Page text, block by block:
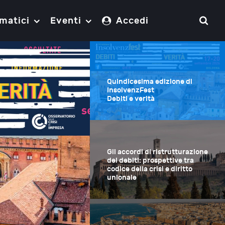
Eventi Accedi
Gli accordi di
Quindicesima edizione di
InsolvenzFest
Debiti e verità
Gli accordi di ristrutturazione
dei debiti: prospettive tra
codice della crisi e diritto
unionale